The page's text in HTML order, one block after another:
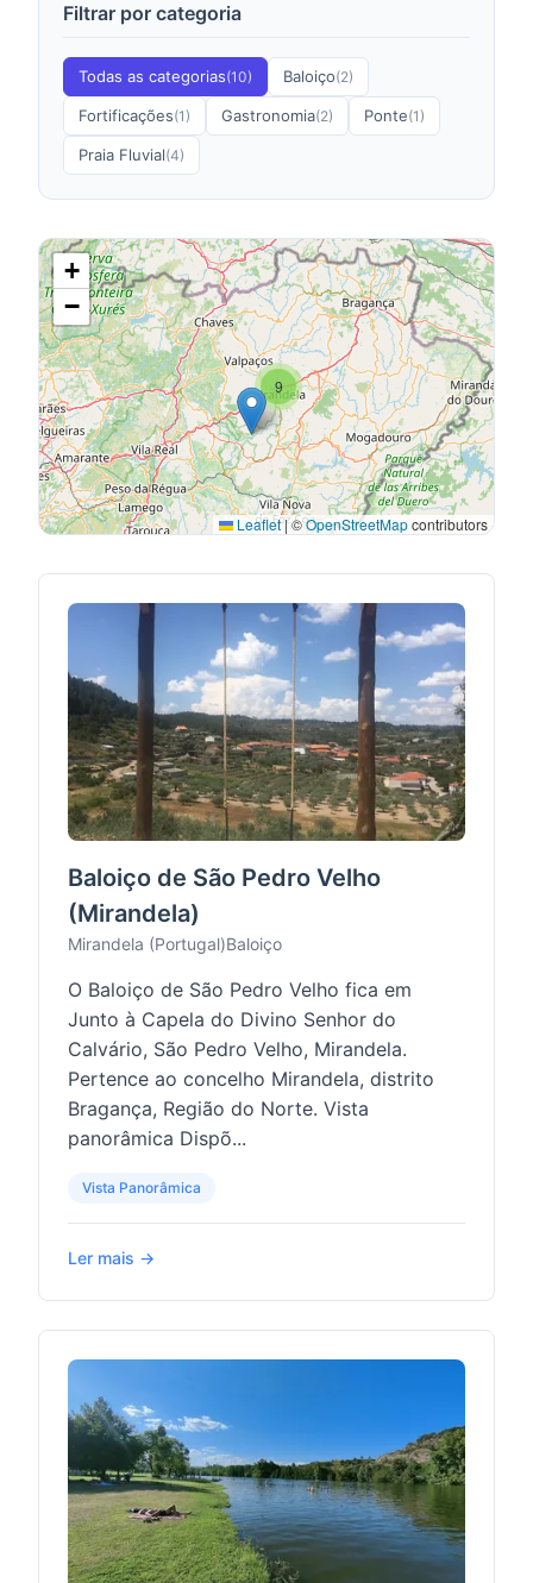
Filtrar por categoria
Todas as categorias(10) Baloiço(2)
Fortificações(1) Gastronomia(2) Ponte(1)
Praia Fluvial(4)
9
+
−
Leaflet |©OpenStreetMapcontributors
Baloiço de São Pedro Velho
(Mirandela)
Mirandela (Portugal)Baloiço
O Baloiço de São Pedro Velho fica em
Junto à Capela do Divino Senhor do
Calvário, São Pedro Velho, Mirandela.
Pertence ao concelho Mirandela, distrito
Bragança, Região do Norte. Vista
panorâmica Dispõ...
Vista Panorâmica
Ler mais →